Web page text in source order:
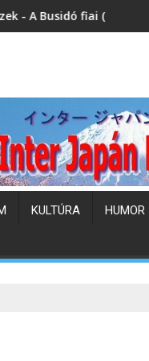
Japán hőhullám
KULTÚRA HUMOR